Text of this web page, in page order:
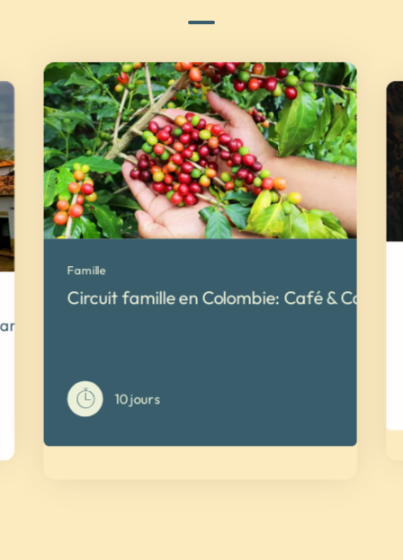
Famille
Circuit famille en Colombie: Café &
10 jours